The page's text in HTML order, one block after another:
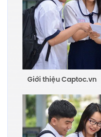
Giới thiệu Captoc.vn